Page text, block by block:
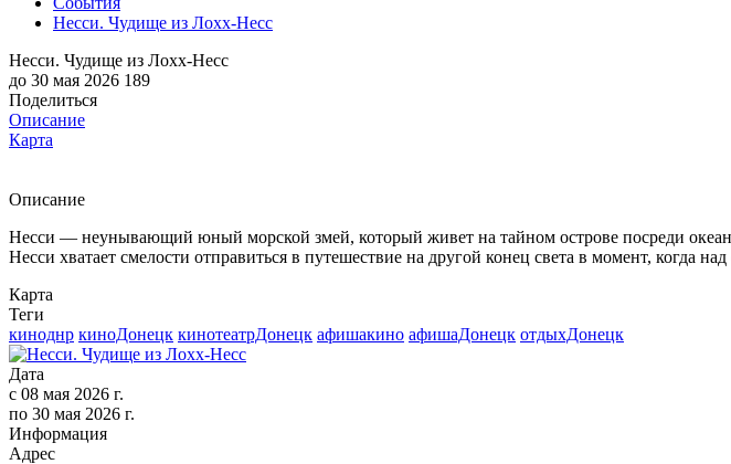
Несси. Чудище из Лохх-Несс
Несси. Чудище из Лохх-Несс
до 30 мая 2026 189
Поделиться
Описание
Карта
Описание
Несси — неунывающий юный морской змей, который живет на тайном острове посреди
Несси хватает смелости отправиться в путешествие на другой конец света в момент, когда
Карта
Теги
киноднр киноДонецк кинотеатрДонецк афишакино афишаДонецк отдыхДонецк
Дата
с 08 мая 2026 г.
по 30 мая 2026 г.
Информация
Адрес